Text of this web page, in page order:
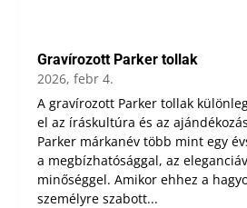
Gravírozott Parker tollak
2026, febr 4.
A gravírozott Parker tollak
el az íráskultúra és az
Parker márkanév több mint egy
a megbízhatósággal, az
minőséggel. Amikor ehhez a
személyre szabott...